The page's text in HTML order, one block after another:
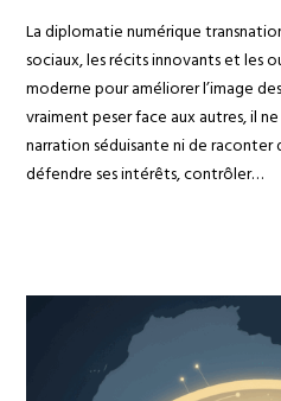
La diplomatie numérique
sociaux, les récits innovants et les
moderne pour améliorer l’image
vraiment peser face aux autres, il
narration séduisante ni de raconter
défendre ses intérêts, contrôler…